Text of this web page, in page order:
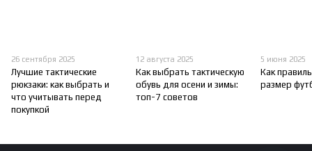
26 сентября 2025
Лучшие тактические
рюкзаки: как выбрать и
что учитывать перед
покупкой
12 августа 2025
Как выбрать тактическую
обувь для осени и зимы:
топ-7 советов
5 июня 2025
Как
размер